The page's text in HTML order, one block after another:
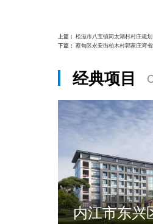
上篇： 松滋市八宝镇同太湖村村庄规划
下篇： 蔡甸区永安街柏木村郭家庄湾
经典项目